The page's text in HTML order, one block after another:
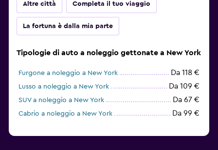
Altre città Completa il tuo viaggio
La fortuna è dalla mia parte
Tipologie di auto a noleggio gettonate a New York
Furgone a noleggio a New York Da 118 €
Lusso a noleggio a New York Da 109 €
SUV a noleggio a New York Da 67 €
Cabrio a noleggio a New York Da 99 €